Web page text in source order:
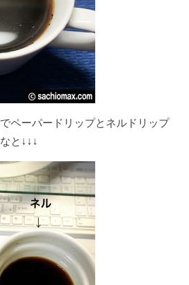
ペーパードリップとネルドリップ
と↓↓↓